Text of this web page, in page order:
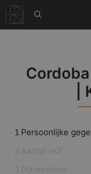
naar
de
1 Persoonlijke